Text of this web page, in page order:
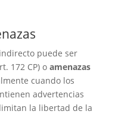
puede ser
172 CP) o amenazas
cuando los
advertencias
la libertad de la